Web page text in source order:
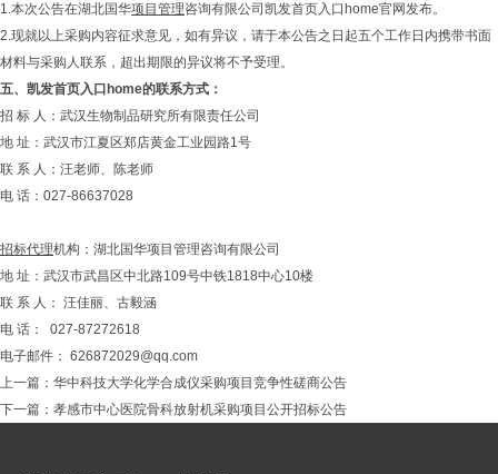
1.本次公告在湖北国华项目管理咨询有限公司凯发首页入口home官网发布。
2.现就以上采购内容征求意见，如有异议，请于本公告之日起五个工作日内携带书面
材料与采购人联系，超出期限的异议将不予受理。
五、 凯发首页入口home的联系方式 ：
招 标 人：武汉生物制品研究所有限责任公司
地 址：武汉市江夏区郑店黄金工业园路1号
联 系 人：汪老师、陈老师
电 话：027-86637028
招标代理机构：湖北国华项目管理咨询有限公司
地 址：武汉市武昌区中北路109号中铁1818中心10楼
联 系 人： 汪佳丽、古毅涵
电 话： 027-87272618
电子邮件： 626872029@qq.com
上一篇： 华中科技大学化学合成仪采购项目竞争性磋商公告
下一篇： 孝感市中心医院骨科放射机采购项目公开招标公告